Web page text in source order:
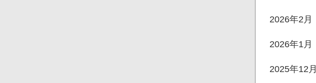
2026年2月
2026年1月
2025年12月